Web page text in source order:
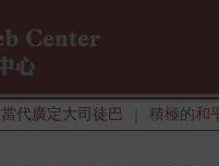
當代廣定大司徒巴 積極的和